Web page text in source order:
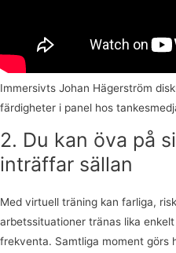
Immersivts Johan Hägerström
färdigheter i panel hos
2. Du kan öva på
inträffar sällan
Med virtuell träning kan farliga,
arbetssituationer tränas lika
frekventa. Samtliga moment görs